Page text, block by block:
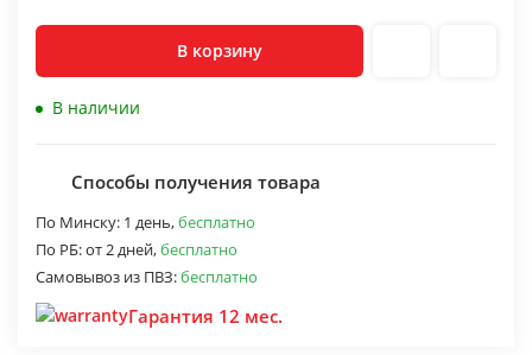
В корзину
В наличии
Способы получения товара
По Минску: 1 день,бесплатно
По РБ:от 2 дней,бесплатно
Самовывоз из ПВЗ:бесплатно
Гарантия 12 мес.